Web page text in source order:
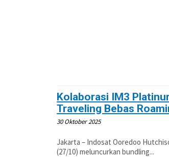
Kolaborasi IM3
Traveling Bebas
30 Oktober 2025
Jakarta – Indosat Ooredoo
(27/10) meluncurkan bundling...